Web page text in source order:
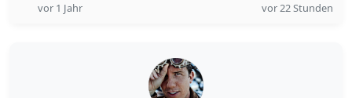
vor 1 Jahr vor 22 Stunden